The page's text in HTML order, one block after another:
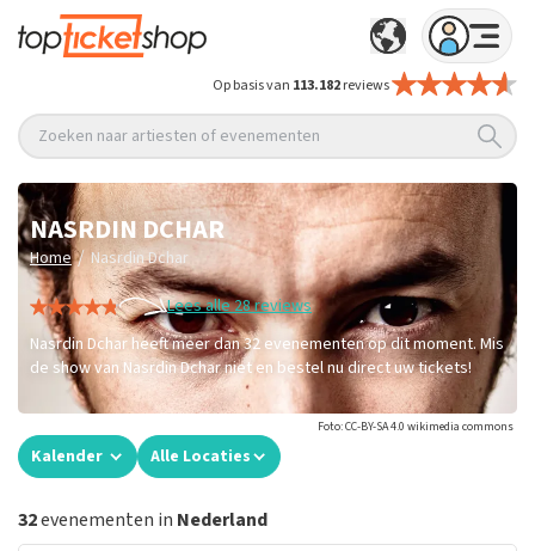
Op basis van 113.182reviews
Zoeken naar artiesten of evenementen
NASRDIN DCHAR
Home / Nasrdin Dchar
Lees alle 28 reviews
Nasrdin Dchar heeft meer dan 32 evenementen op dit moment. Mis
de show van Nasrdin Dchar niet en bestel nu direct uw tickets!
Foto: CC-BY-SA 4.0 wikimedia commons
Kalender Alle Locaties
32evenementen in Nederland